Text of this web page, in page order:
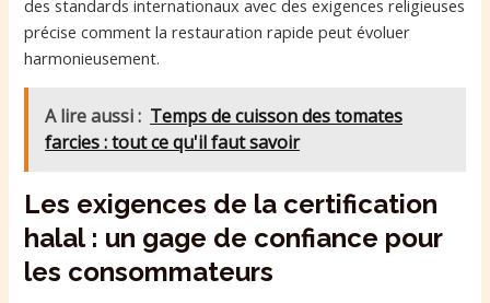
des standards internationaux avec des exigences religieuses
précise comment la restauration rapide peut évoluer
harmonieusement.
A lire aussi : Temps de cuisson des tomates
farcies : tout ce qu'il faut savoir
Les exigences de la certification
halal : un gage de confiance pour
les consommateurs